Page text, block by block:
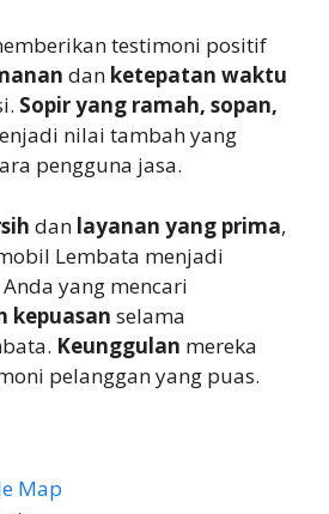
testimoni positif
dan ketepatan waktu
Sopir yang ramah, sopan,
nilai tambah yang
pengguna jasa.
dan layanan yang prima,
Lembata menjadi
yang mencari
kepuasan selama
Keunggulan mereka
pelanggan yang puas.
Map